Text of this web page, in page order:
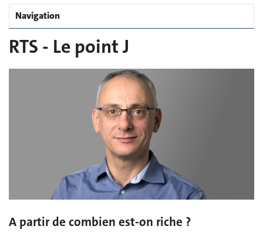
Navigation
RTS - Le point J
A partir de combien est-on riche ?